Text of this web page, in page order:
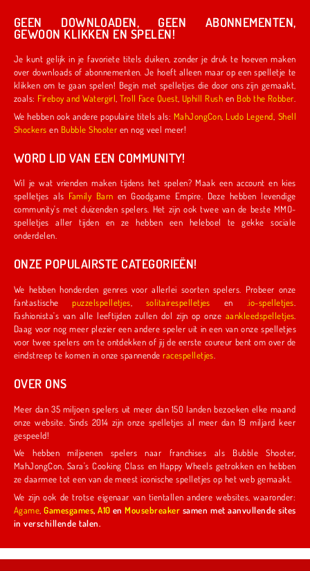
GEEN DOWNLOADEN, GEEN ABONNEMENTEN,
GEWOON KLIKKEN EN SPELEN!
Je kunt gelijk in je favoriete titels duiken, zonder je druk te hoeven maken
over downloads of abonnementen. Je hoeft alleen maar op een spelletje te
klikken om te gaan spelen! Begin met spelletjes die door ons zijn gemaakt,
zoals:
Fireboy and Watergirl ,Troll Face Quest Uphill Rush en Bob the Robber
We hebben ook andere populaire titels als: MahJongCon Ludo Legend Shell
Shockers en Bubble Shooter en nog veel meer!
WORD LID VAN EEN COMMUNITY!
Wil je wat vrienden maken tijdens het spelen? Maak een account en kies
spelletjes als
Family Barn en Goodgame Empire. Deze hebben levendige
community's met duizenden spelers. Het zijn ook twee van de beste MMO-
spelletjes aller tijden en ze hebben een heleboel te gekke sociale
onderdelen.
ONZE POPULAIRSTE CATEGORIEËN!
We hebben honderden genres voor allerlei soorten spelers. Probeer onze
fantastischepuzzelspelletjes solitairespelletjes en .io-spelletjes
Fashionista's van alle leeftijden zullen dol zijn op onze aankleedspelletjes
Daag voor nog meer plezier een andere speler uit in een van onze spelletjes
voor twee spelers om te ontdekken of jij de eerste coureur bent om over de
eindstreep te komen in onze spannenderacespelletjes
OVER ONS
Meer dan 35 miljoen spelers uit meer dan 150 landen bezoeken elke maand
onze website. Sinds 2014 zijn onze spelletjes al meer dan 19 miljard keer
gespeeld!
We hebben miljoenen spelers naar franchises als Bubble Shooter,
MahJongCon, Sara's Cooking Class en Happy Wheels getrokken en hebben
ze daarmee tot een van de meest iconische spelletjes op het web gemaakt.
We zijn ook de trotse eigenaar van tientallen andere websites, waaronder:
Agame ,Gamesgames,A10 enMousebreaker samen met aanvullende sites
in verschillende talen.